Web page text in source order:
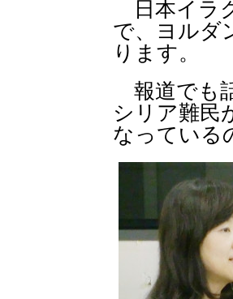
日本イラ
で、ヨルダ
ります。
報道でも
シリア難民
なっている